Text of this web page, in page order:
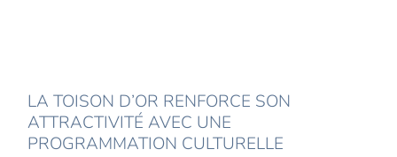
LA TOISON D’OR RENFORCE SON
ATTRACTIVITÉ AVEC UNE
PROGRAMMATION CULTURELLE